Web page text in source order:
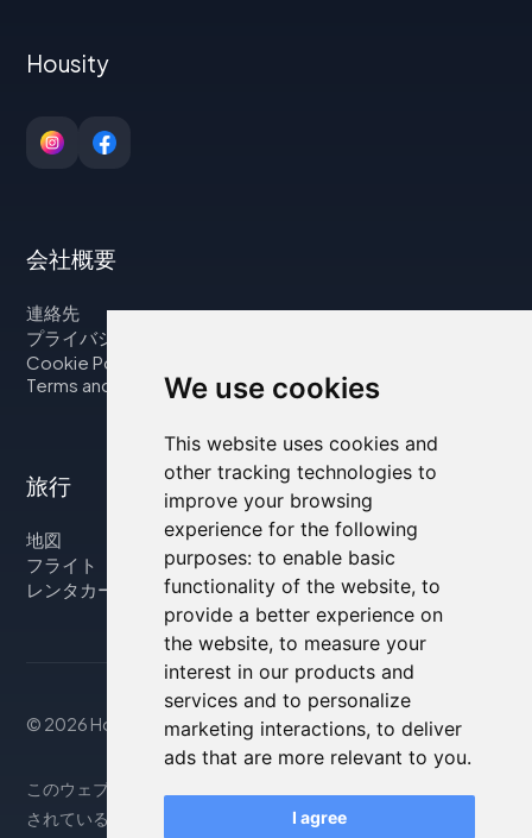
We use cookies
This website uses cookies and
other tracking technologies to
improve your browsing
experience for the following
purposes: to enable basic
functionality of the website, to
provide a better experience on
the website, to measure your
interest in our products and
services and to personalize
marketing interactions, to deliver
ads that are more relevant to you.
I agree
Housity
会社概要
連絡先
プライバシーポリシー
Cookie Policy
Terms and Conditions
旅行
地図
フライト
レンタカー
© 2026 Housity.net
このウェブサイトは参考情報のみを提供するものであり、掲載
されている宿泊施設とは一切関係ありません。表示される情報